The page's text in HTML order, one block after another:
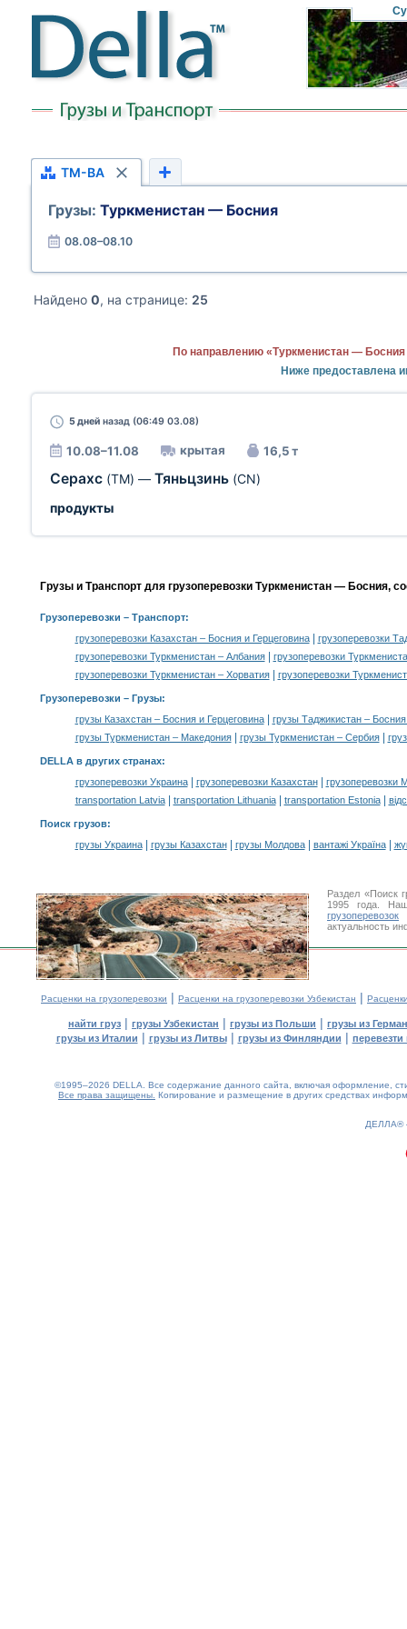
TM-BA
Грузы: Туркменистан — Босния
08.08–08.10
Найдено 0, на странице: 25
По направлению «Туркменистан —
Ниже предоставлена
5 дней назад (06:49 03.08)
10.08–11.08 крытая 16,5 т
Серахс (TM) — Тяньцзинь (CN)
продукты
Грузы и Транспорт для грузоперевозки Туркменистан — Босния,
Грузоперевозки – Транспорт:
грузоперевозки Казахстан – Босния и Герцеговина|
грузоперевозки
грузоперевозки Туркменистан – Албания|
грузоперевозки
грузоперевозки Туркменистан – Хорватия| грузоперевозки
Грузоперевозки – Грузы:
грузы Казахстан – Босния и Герцеговина|
грузы Таджикистан –
грузы Туркменистан – Македония| грузы Туркменистан – Сербия|
DELLA в других странах:
грузоперевозки Украина| грузоперевозки Казахстан|
грузоперевозки
transportation Latvia| transportation Lithuania| transportation Estonia|
Поиск грузов:
грузы Украина| грузы Казахстан| грузы Молдова| вантажі Україна|
Раздел «Поиск
1995 года.
грузоперевозок
актуальность
Расценки на грузоперевозки | Расценки на грузоперевозки Узбекистан |
найти груз | грузы Узбекистан | грузы из Польши | грузы из
грузы из Италии | грузы из Литвы| грузы из Финляндии | перевезти
©1995–2026 DELLA. Все содержание данного сайта, включая оформление,
Все права защищены. Копирование и размещение в других средствах